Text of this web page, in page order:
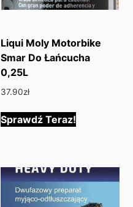
Liqui Moly Motorbike
Smar Do Łańcucha
0,25L
37.90zł
Sprawdź Teraz!